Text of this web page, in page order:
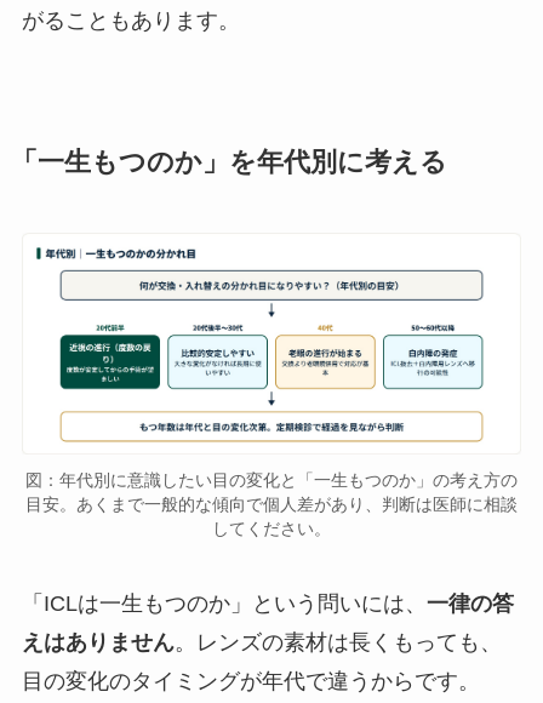
がることもあります。
「一生もつのか」を年代別に考える
図：年代別に意識したい目の変化と「一生もつのか」の考え方の
目安。あくまで一般的な傾向で個人差があり、判断は医師に相談
してください。
「ICLは一生もつのか」という問いには、 一律の答
えはありません。レンズの素材は長くもっても、
目の変化のタイミングが年代で違うからです。